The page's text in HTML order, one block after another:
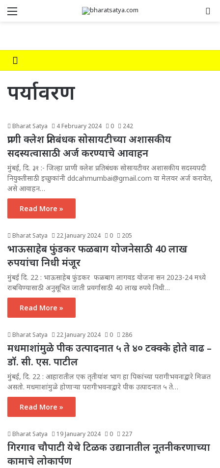
Menu
पर्यावरण
Bharat Satya 4 February 2024 0 242
प्राणी क्लेश प्रतिबंधक सोसायटीच्या अशासकीय
सदस्यत्वासाठी अर्ज करण्याचे आवाहन
मुंबई, दि. ३१ :- जिल्हा प्राणी क्लेश प्रतिबंधक सोसायटीवर अशासकीय सदस्यपदी
नियुक्तीसाठी इच्छुकांनी ddcahmumbai@gmail.com या मेलवर अर्ज करावेत,
असे आवाहन…
Read More »
Bharat Satya 22 January 2024 0 205
भाऊसाहेब फुंडकर फळबाग योजनेसाठी 40 लाख
रुपयांचा निधी मंजूर
मुंबई दि. 22 : भाऊसाहेब फुंडकर फळबाग लागवड योजना सन 2023-24 मध्ये
राबविण्यासाठी अनुसूचित जाती प्रवर्गासाठी 40 लाख रुपये निधी…
Read More »
Bharat Satya 22 January 2024 0 286
मधमाशांमुळे पीक उत्पादनात ५ ते ४० टक्क्के होते वाढ –
डॉ. सी. एस. पाटील
मुंबई, दि. 22 : आहारातील एक तृतीयांश भाग हा पिकांच्या परागीभवनाद्वारे मिळत
असतो. मधमाशांमुळे होणाऱ्या परागीभवनाद्वारे पीक उत्पादनात ५ ते…
Read More »
Bharat Satya 19 January 2024 0 227
गिरगाव चौपाटी येथे टिळक उद्यानातील नूतनीकरणाच्या
कामाचे लोकार्पण